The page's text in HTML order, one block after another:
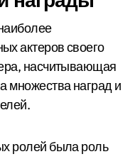
актеров своего
насчитывающая
множества наград и
ролей была роль